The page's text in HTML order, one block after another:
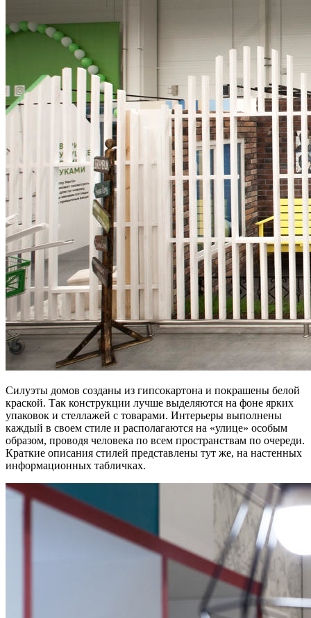
Силуэты домов созданы из гипсокартона и покрашены белой
краской. Так конструкции лучше выделяются на фоне ярких
упаковок и стеллажей с товарами. Интерьеры выполнены
каждый в своем стиле и располагаются на «улице» особым
образом, проводя человека по всем пространствам по очереди.
Краткие описания стилей представлены тут же, на настенных
информационных табличках.